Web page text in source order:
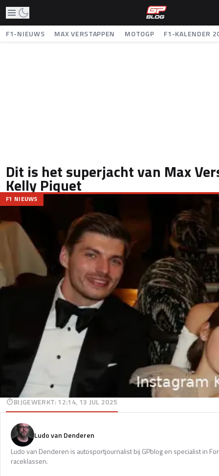
F1-NIEUWS MAX VERSTAPPEN MOTOGP F1-KALENDER
Dit is het superjacht van Max
Kelly Piquet
F1 NIEUWS
BIJGEWERKT:12:14, 13 JUL 2025
Ludo van Denderen
Ludo van Denderen is autosportjournalist bij GPblog en specialist in
raceklassen.